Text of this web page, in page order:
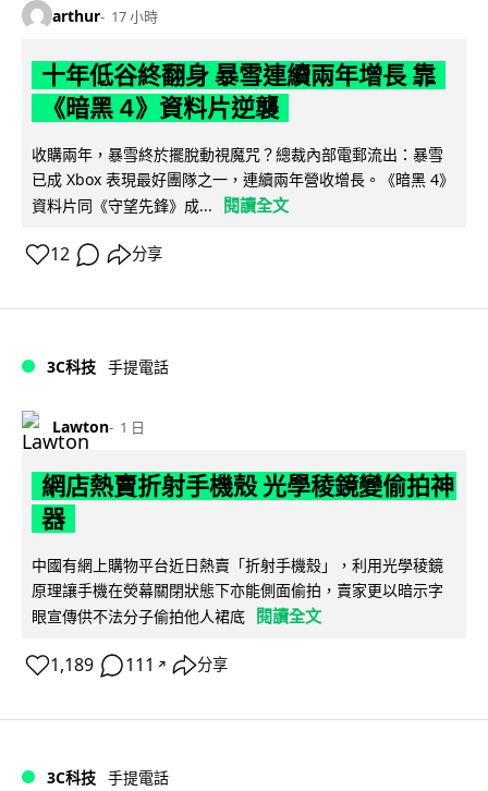
arthur 17 小時
十年低谷終翻身 暴雪連續兩年增長 靠
《暗黑 4》資料片逆襲
收購兩年，暴雪終於擺脫動視魔咒？總裁內部電郵流出：暴雪
已成 Xbox 表現最好團隊之一，連續兩年營收增長。《暗黑 4》
資料片同《守望先鋒》成...
閱讀全文
12 分享
3C科技 手提電話
Lawton 1 日
網店熱賣折射手機殼 光學稜鏡變偷拍神
器
中國有網上購物平台近日熱賣「折射手機殼」，利用光學稜鏡
原理讓手機在熒幕關閉狀態下亦能側面偷拍，賣家更以暗示字
眼宣傳供不法分子偷拍他人裙底
閱讀全文
1,189 111 ↗ 分享
3C科技 手提電話